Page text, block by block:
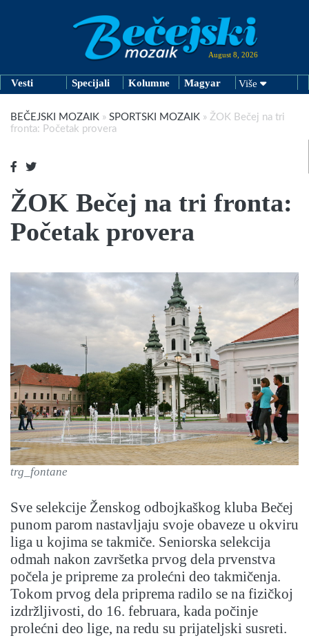
August 8, 2026
Vesti Specijali Kolumne Magyar Više
BEČEJSKI MOZAIK » SPORTSKI MOZAIK » ŽOK Bečej na tri
fronta: Početak provera
ŽOK Bečej na tri fronta:
Početak provera
trg_fontane
Sve selekcije Ženskog odbojkaškog kluba Bečej
punom parom nastavljaju svoje obaveze u okviru
liga u kojima se takmiče. Seniorska selekcija
odmah nakon završetka prvog dela prvenstva
počela je pripreme za prolećni deo takmičenja.
Tokom prvog dela priprema radilo se na fizičkoj
izdržljivosti, do 16. februara, kada počinje
prolećni deo lige, na redu su prijateljski susreti.